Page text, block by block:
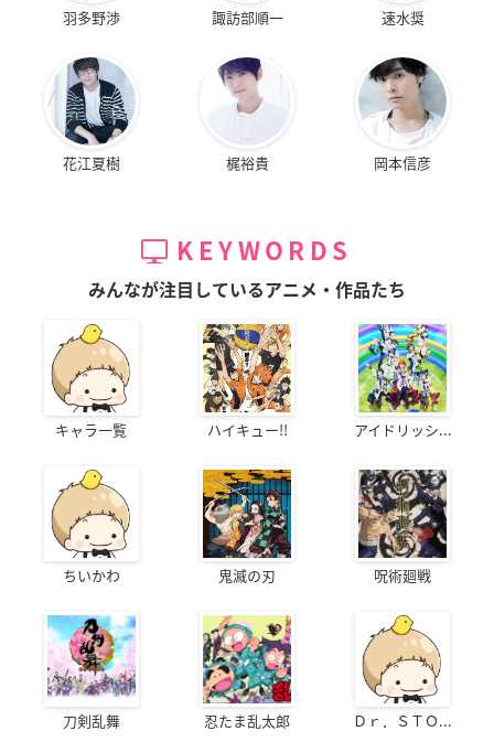
羽多野渉 諏訪部順一 速水奨
花江夏樹 梶裕貴 岡本信彦
KEYWORDS
みんなが注目しているアニメ・作品たち
キャラ一覧 ハイキュー!! アイドリッシ...
ちいかわ 鬼滅の刃 呪術廻戦
刀剣乱舞 忍たま乱太郎 Ｄｒ．ＳＴＯ...